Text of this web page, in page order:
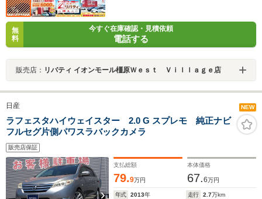
無
料
今すぐ在庫確認・見積依頼
電話する
販売店： リバティ イオンモール橿原Ｗｅｓｔ Ｖｉｌｌａｇｅ店
日産 NEW
ラフェスタハイウェイスター 2.0 G スプレモ 純正ナビ
フルセグ片側パワスラバックカメラ
販売店保証
支払総額
79.9万円
本体価格
67.6万円
年式 2013年 走行 2.7万km